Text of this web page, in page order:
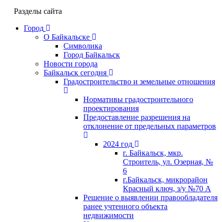
Разделы сайта
Город
О Байкальске
Символика
Город Байкальск
Новости города
Байкальск сегодня
Градостроительство и земельные отношения
Нормативы градостроительного
проектирования
Предоставление разрешения на
отклонение от предельных параметров
2024 год
г. Байкальск, мкр.
Строитель, ул. Озерная, №
6
г.Байкальск, микрорайон
Красный ключ, з/у №70 А
Решение о выявлении правообладателя
ранее учтенного объекта
недвижимости